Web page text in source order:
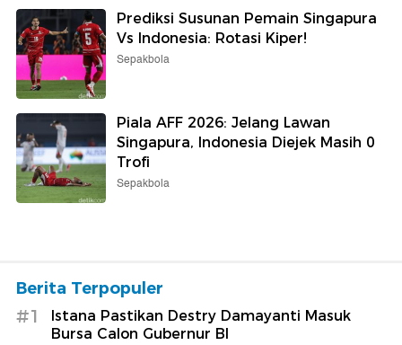
Prediksi Susunan Pemain Singapura
Vs Indonesia: Rotasi Kiper!
Sepakbola
Piala AFF 2026: Jelang Lawan
Singapura, Indonesia Diejek Masih 0
Trofi
Sepakbola
Berita Terpopuler
#1
Istana Pastikan Destry Damayanti Masuk
Bursa Calon Gubernur BI